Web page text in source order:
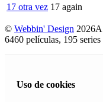
17 otra vez 17 again
© Webbin' Design 2026
6460 películas, 195
Uso de cookies